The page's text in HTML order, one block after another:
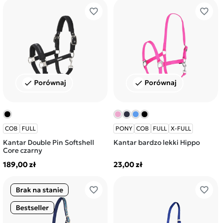
favorite_border
check Porównaj
COB FULL
Kantar Double Pin Softshell
Core czarny
189,00 zł
favorite_border
check Porównaj
PONY COB FULL X-FULL
Kantar bardzo lekki Hippo
23,00 zł
favorite_border
Brak na stanie
Bestseller
favorite_border